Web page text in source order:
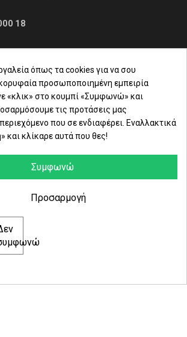
18
8:00 - 21:00
© 2021 glowpharmacy.gr
όπως τα cookies για να σου
προσωποποιημένη εμπειρία
«κλικ» στο κουμπί «Συμφωνώ» και
τις προτάσεις μας
που σε ενδιαφέρει. Εναλλακτικά
και κλίκαρε αυτά που θες!
Συμφωνώ
Προσαρμογή